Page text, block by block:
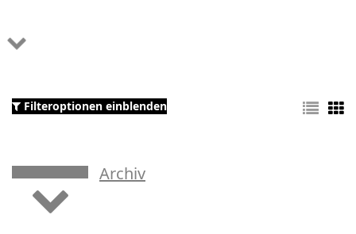
Filteroptionen einblenden
Archiv